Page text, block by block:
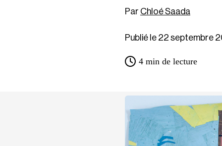
Chloé Saada
Publié le 22 septembre
4 min de lecture